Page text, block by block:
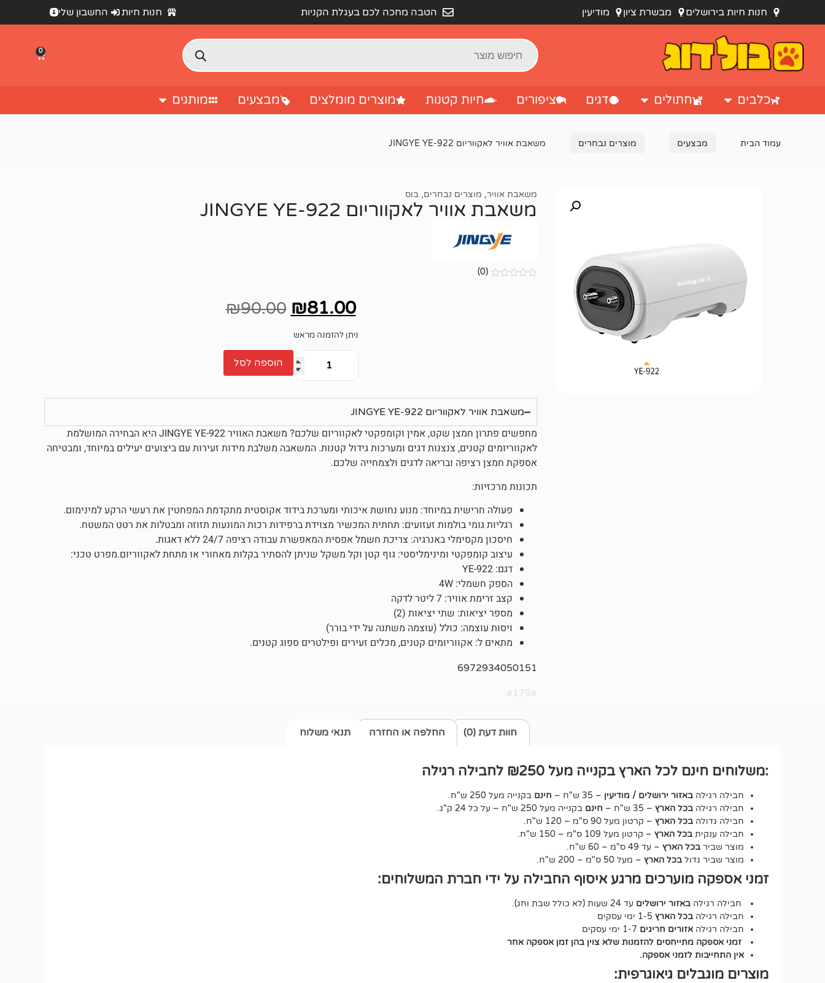
חנות חיות בירושלים מבשרת ציון מודיעין הטבה מחכה לכם בעגלת הקניות חנות חיות החשבון שלי
0
כלבים חתולים דגים ציפורים חיות קטנות מוצרים מומלצים מבצעים מותגים
עמוד הבית מבצעים מוצרים נבחרים משאבת אוויר לאקווריום JINGYE YE-922
משאבת אוויר, מוצרים נבחרים, בוס
משאבת אוויר לאקווריום JINGYE YE-922
(0)
₪81.00
₪90.00
ניתן להזמנה מראש
הוספה לסל
משאבת אוויר לאקווריום JINGYE YE-922
מחפשים פתרון חמצן שקט, אמין וקומפקטי לאקווריום שלכם? משאבת האוויר JINGYE YE-922 היא הבחירה המושלמת
לאקווריומים קטנים, צנצנות דגים ומערכות גידול קטנות. המשאבה משלבת מידות זעירות עם ביצועים יעילים במיוחד, ומבטיחה
אספקת חמצן רציפה ובריאה לדגים ולצמחייה שלכם.
תכונות מרכזיות:
פעולה חרישית במיוחד: מנוע נחושת איכותי ומערכת בידוד אקוסטית מתקדמת המפחטין את רעשי הרקע למינימום.
רגליות גומי בולמות זעזועים: תחתית המכשיר מצוידת ברפידות רכות המונעות תזוזה ומבטלות את רטט המשטח.
חיסכון מקסימלי באנרגיה: צריכת חשמל אפסית המאפשרת עבודה רציפה 24/7 ללא דאגות.
עיצוב קומפקטי ומינימליסטי: גוף קטן וקל משקל שניתן להסתיר בקלות מאחורי או מתחת לאקווריום.מפרט טכני:
דגם: YE-922
הספק חשמלי: 4W
קצב זרימת אוויר: 7 ליטר לדקה
מספר יציאות: שתי יציאות (2)
ויסות עוצמה: כולל (עוצמה משתנה על ידי בורר)
מתאים ל: אקווריומים קטנים, מכלים זעירים ופילטרים ספוג קטנים.
6972934050151
#179#
תנאי משלוח חוות דעת (0) החלפה או החזרה
:משלוחים חינם לכל הארץ בקנייה מעל ₪250 לחבילה רגילה
חבילה רגילה באזור ירושלים / מודיעין – 35 ש"ח – חינם בקנייה מעל 250 ש"ח.
חבילה רגילה בכל הארץ – 35 ש"ח – חינם בקנייה מעל 250 ש"ח – על כל 24 ק"ג.
חבילה גדולה בכל הארץ – קרטון מעל 90 ס"מ – 120 ש"ח.
חבילה ענקית בכל הארץ – קרטון מעל 109 ס"מ – 150 ש"ח.
מוצר שביר בכל הארץ – עד 49 ס"מ – 60 ש"ח.
מוצר שביר גדול בכל הארץ – מעל 50 ס"מ – 200 ש"ח.
זמני אספקה מוערכים מרגע איסוף החבילה על ידי חברת המשלוחים:
חבילה רגילה באזור ירושלים עד 24 שעות (לא כולל שבת וחג).
חבילה רגילה בכל הארץ
חבילה רגילה אזורים חריגים
זמני אספקה מתייחסים להזמנות שלא צוין בהן זמן אספקה אחר
אין התחייבות לזמני אספקה.
מוצרים מוגבלים גיאוגרפית: